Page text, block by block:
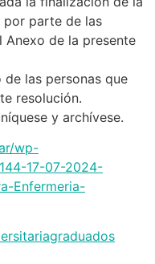
por parte de las
Anexo de la presente
de las personas que
resolución.
y archívese.
wp-
17-07-2024-
Enfermeria-
graduados